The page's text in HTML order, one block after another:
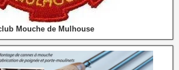
Mouche de Mulhouse